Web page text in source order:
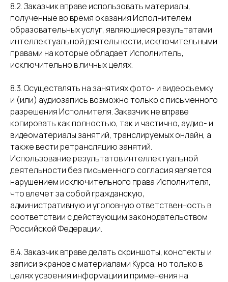
8.2. Заказчик вправе использовать материалы,
полученные во время оказания Исполнителем
образовательных услуг, являющиеся результатами
интеллектуальной деятельности, исключительными
правами на которые обладает Исполнитель,
исключительно в личных целях.
8.3. Осуществлять на занятиях фото- и видеосъемку
и (или) аудиозапись возможно только с письменного
разрешения Исполнителя. Заказчик не вправе
копировать как полностью, так и частично, аудио- и
видеоматериалы занятий, транслируемых онлайн, а
также вести ретрансляцию занятий.
Использование результатов интеллектуальной
деятельности без письменного согласия является
нарушением исключительного права Исполнителя,
что влечет за собой гражданскую,
административную и уголовную ответственность в
соответствии с действующим законодательством
Российской Федерации.
8.4. Заказчик вправе делать скриншоты, конспекты и
записи экранов с материалами Курса, но только в
целях усвоения информации и применения на